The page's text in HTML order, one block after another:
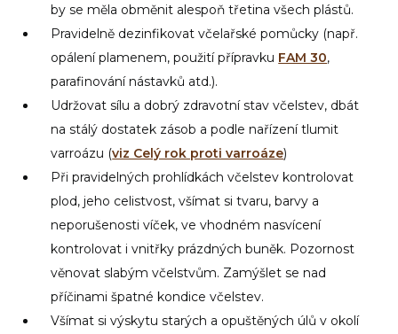
by se měla obměnit alespoň třetina všech plástů.
Pravidelně dezinfikovat včelařské pomůcky (např.
opálení plamenem, použití přípravku FAM 30,
parafinování nástavků atd.).
Udržovat sílu a dobrý zdravotní stav včelstev, dbát
na stálý dostatek zásob a podle nařízení tlumit
varroázu (viz Celý rok proti varroáze)
Při pravidelných prohlídkách včelstev kontrolovat
plod, jeho celistvost, všímat si tvaru, barvy a
neporušenosti víček, ve vhodném nasvícení
kontrolovat i vnitřky prázdných buněk. Pozornost
věnovat slabým včelstvům. Zamýšlet se nad
příčinami špatné kondice včelstev.
Všímat si výskytu starých a opuštěných úlů v okolí